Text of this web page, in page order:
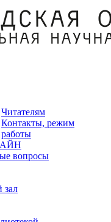
Читателям
Контакты, режим
работы
вопросы
зал